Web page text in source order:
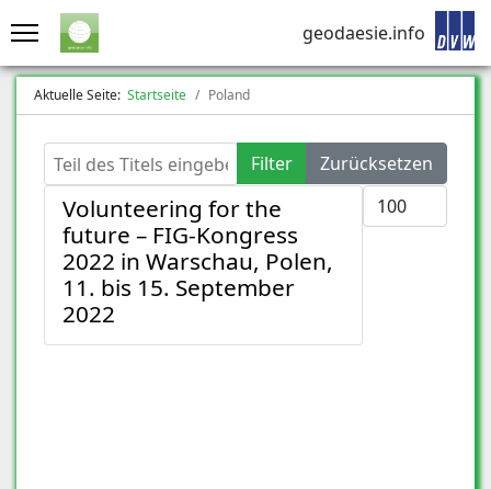
geodaesie.info
Aktuelle Seite: Startseite Poland
Teil des Titels eingeben Filter
Zurücksetzen
Anzeige #
Volunteering for the
future – FIG-Kongress
2022 in Warschau, Polen,
11. bis 15. September
2022